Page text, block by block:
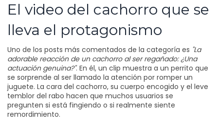
El video del cachorro que se
lleva el protagonismo
Uno de los posts más comentados de la categoría es "La
adorable reacción de un cachorro al ser regañado: ¿Una
actuación genuina?". En él, un clip muestra a un perrito que
se sorprende al ser llamado la atención por romper un
juguete. La cara del cachorro, su cuerpo encogido y el leve
temblor del rabo hacen que muchos usuarios se
pregunten si está fingiendo o si realmente siente
remordimiento.